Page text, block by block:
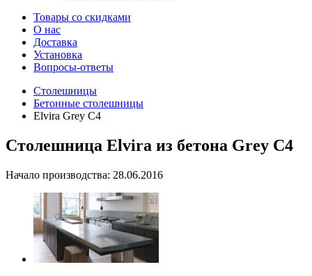
Товары со скидками
О нас
Доставка
Установка
Вопросы-ответы
Столешницы
Бетонные столешницы
Elvira Grey C4
Столешница Elvira из бетона Grey C4
Начало производства: 28.06.2016